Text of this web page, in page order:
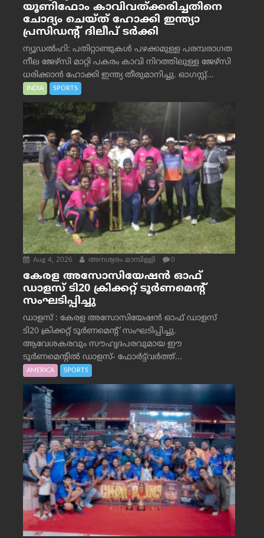
യൂണിഫോം കാവിവത്ക്കരിച്ചതിനെ
ചോദ്യം ചെയ്ത് ഹോക്കി ഇന്ത്യാ
പ്രസിഡന്റ് ദിലീപ് ടര്‍ക്കി
ന്യൂഡൽഹി: പതിറ്റാണ്ടുകൾ പഴക്കമുള്ള പരമ്പരാഗത
നീല ജേഴ്‌സി മാറ്റി പകരം കാവി നിറത്തിലുള്ള ജേഴ്‌സി
ധരിക്കാൻ ഹോക്കി ഇന്ത്യ തീരുമാനിച്ചു. ഓഗസ്റ്റ്...
INDIA SPORTS
Aug 4, 2026 അനശ്വരം മാമ്പിള്ളി 0
കേരള അസോസിയേഷൻ ഓഫ്
ഡാളസ് ടി20 ക്രിക്കറ്റ് ടൂർണമെന്റ്
സംഘടിപ്പിച്ചു
ഡാളസ് : കേരള അസോസിയേഷൻ ഓഫ് ഡാളസ്
ടി20 ക്രിക്കറ്റ് ടൂർണമെന്റ് സംഘടിപ്പിച്ചു.
ആവേശകരവും സൗഹൃദപരവുമായ ഈ
ടൂർണമെന്റിൽ ഡാളസ്- ഫോർട്ട്‌വര്‍ത്ത്...
AMERICA SPORTS